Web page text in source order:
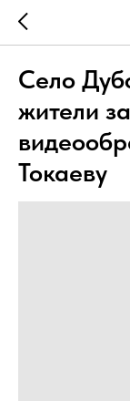
Село
жители
Токаеву